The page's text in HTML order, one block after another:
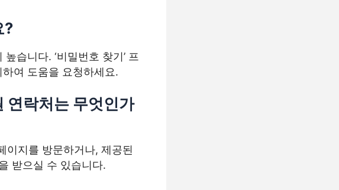
?
습니다. ‘비밀번호 찾기’ 프
여 도움을 요청하세요.
연락처는 무엇인가
이지를 방문하거나, 제공된
받으실 수 있습니다.